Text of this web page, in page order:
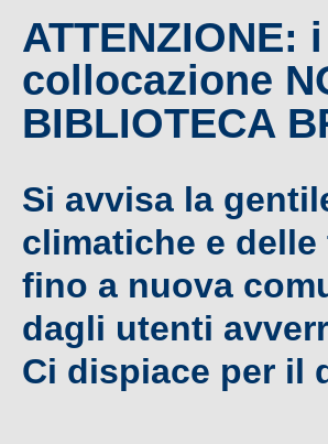
collocazione
BIBLIOTECA
Si avvisa la
climatiche e
fino a nuova
dagli utenti
Ci dispiace per il